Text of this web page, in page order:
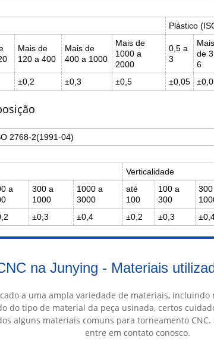
Plástico
Mais de
120 a 400
Mais de
400 a 1000
Mais de
1000 a
2000
0,5 a
3
Mais
de
6
±0,2 ±0,3 ±0,5 ±0,05
2768-2(1991-04)
Verticalidade
a
300 a
1000
1000 a
3000
até
100
100 a
300
300
±0,3 ±0,4 ±0,2 ±0,3
na Junying - Materiais
a uma ampla variedade de materiais,
do tipo de material da peça usinada, certos
alguns materiais comuns para torneamento
entre em contato conosco.